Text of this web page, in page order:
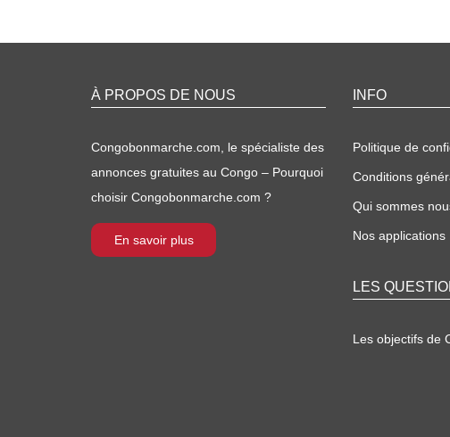
À PROPOS DE NOUS
Congobonmarche.com, le spécialiste des
annonces gratuites au Congo – Pourquoi
choisir Congobonmarche.com ?
En savoir plus
INFO
Politique de
Conditions
Qui sommes
Nos applications
LES
Les objectifs de